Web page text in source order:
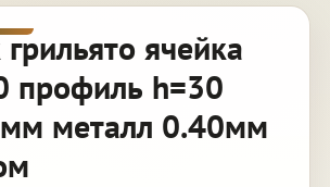
ячейка
профиль h=30
металл 0.40мм